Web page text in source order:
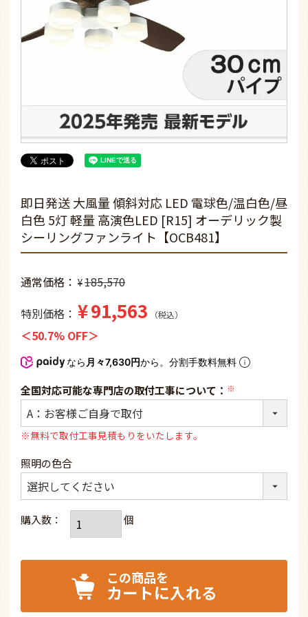
即日発送 大風量 傾斜対応 LED 電球色/温白色/昼
白色 5灯 軽量 高演色LED [R15] オーデリック製
シーリングファンライト【OCB481】
通常価格 ¥185,570
特別価格
¥91,563 税込
50.7% OFF
なら 月々7,630円から。分割手数料無料
全国対応可能な専門店の取付工事について：
(必
※無料で取付工事見積もりをいたします。
照明の色合
カートに入れる